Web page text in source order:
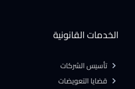
الخدمات القانونية
تأسيس الشركات
قضايا التعويضات